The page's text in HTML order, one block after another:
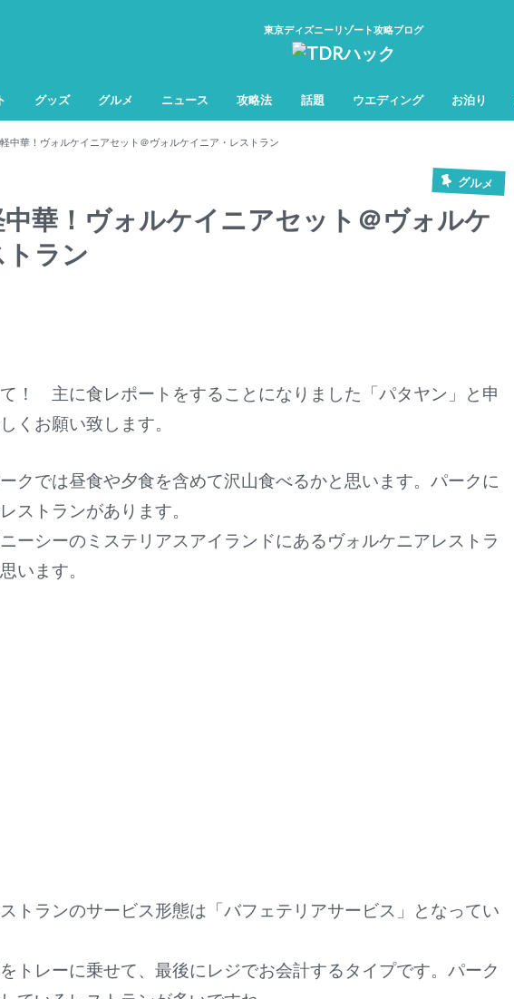
東京ディズニーリゾート攻略ブログ
グッズ グルメ ニュース 攻略法 話題 ウエディング お泊り
中華！ヴォルケイニアセット＠ヴォルケイニア・レストラン
グルメ
華！ヴォルケイニアセット＠ヴォルケ
ラン
！ 主に食レポートをすることになりました「パタヤン」と申
くお願い致します。
クでは昼食や夕食を含めて沢山食べるかと思います。パークに
ストランがあります。
ーシーのミステリアスアイランドにあるヴォルケニアレストラ
います。
トランのサービス形態は「バフェテリアサービス」となってい
トレーに乗せて、最後にレジでお会計するタイプです。パーク